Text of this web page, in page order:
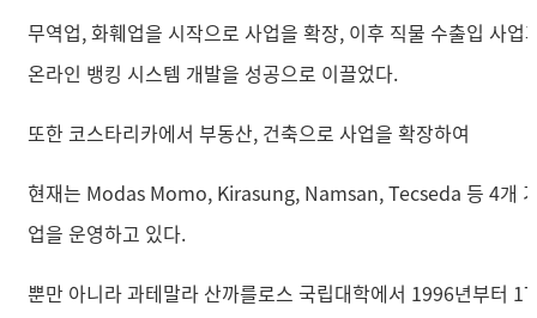
무역업, 화훼업을 시작으로 사업을 확장, 이후 직물 수출입 사업
온라인 뱅킹 시스템 개발을 성공으로 이끌었다.
또한 코스타리카에서 부동산, 건축으로 사업을 확장하여
현재는 Modas Momo, Kirasung, Namsan, Tecseda 등 4개
업을 운영하고 있다.
뿐만 아니라 과테말라 산까를로스 국립대학에서 1996년부터 17